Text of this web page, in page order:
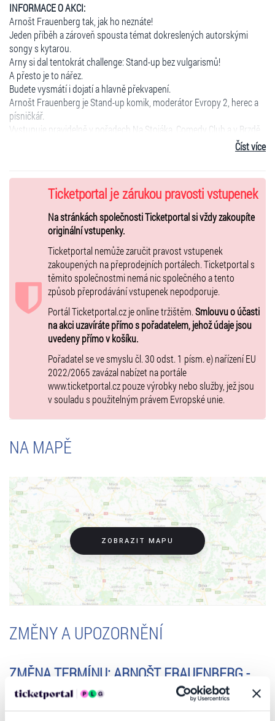
INFORMACE O AKCI:
Arnošt Frauenberg tak, jak ho neznáte!
Jeden příběh a zároveň spousta témat dokreslených autorskými
songy s kytarou.
Arny si dal tentokrát challenge: Stand-up bez vulgarismů!
A přesto je to nářez.
Budete vysmátí i dojatí a hlavně překvapení.
Arnošt Frauenberg je Stand-up komik, moderátor Evropy 2, herec a
písničkář.
Vystupuje pravidelně v pořadech Na Stojáka, Comedy Club a v Brzdě
Číst více
Ticketportal je zárukou pravosti vstupenek
Na stránkách společnosti Ticketportal si vždy zakoupíte
originální vstupenky.
Ticketportal nemůže zaručit pravost vstupenek
zakoupených na přeprodejních portálech. Ticketportal s
těmito společnostmi nemá nic společného a tento
způsob přeprodávání vstupenek nepodporuje.
Portál Ticketportal.cz je online tržištěm.Smlouvu o účasti
na akci uzavíráte přímo s pořadatelem, jehož údaje jsou
uvedeny přímo v košíku.
Pořadatel se ve smyslu čl. 30 odst. 1 písm. e) nařízení EU
2022/2065 zavázal nabízet na portále
www.ticketportal.cz pouze výrobky nebo služby, jež jsou
v souladu s použitelným právem Evropské unie.
NA MAPĚ
ZOBRAZIT MAPU
ZMĚNY A UPOZORNĚNÍ
ZMĚNA TERMÍNU: ARNOŠT FRAUENBERG -
PROTOŽE MŮŽU, 16.4.2026 - MLADÁ
BOLESLAV